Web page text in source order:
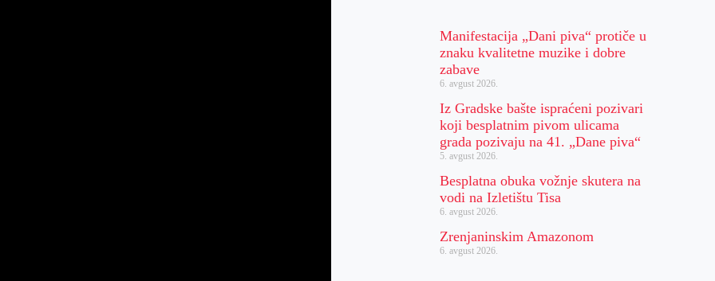
Manifestacija „Dani piva“ protiče u
znaku kvalitetne muzike i dobre
zabave
6. avgust 2026.
Iz Gradske bašte ispraćeni pozivari
koji besplatnim pivom ulicama
grada pozivaju na 41. „Dane piva“
5. avgust 2026.
Besplatna obuka vožnje skutera na
vodi na Izletištu Tisa
6. avgust 2026.
Zrenjaninskim Amazonom
6. avgust 2026.